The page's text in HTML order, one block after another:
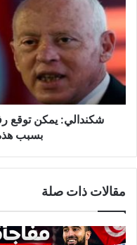
توقع
رفض
صندوق
النقد
الدولي
القرض
بسبب
شكندالي: يمكن توقع
بسبب
مقالات ذات صلة